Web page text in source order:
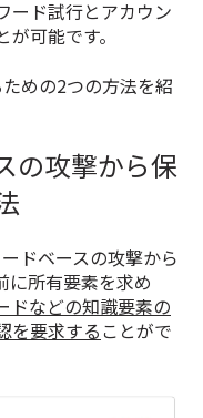
ード試行とアカウン
可能です。
めの2つの方法を紹
の攻撃から保
ドベースの攻撃から
に所有要素を求め
ドなどの知識要素の
を要求する ことがで